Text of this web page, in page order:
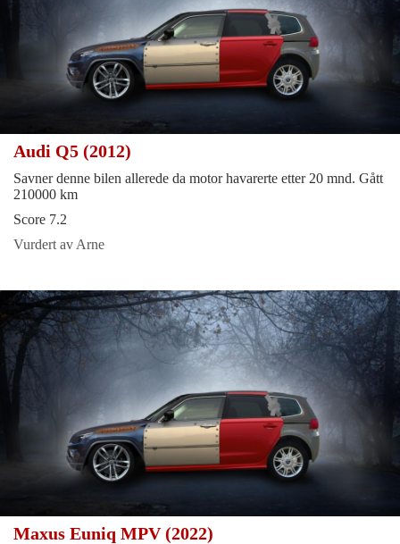
Audi Q5 (2012)
Savner denne bilen allerede da motor havarerte etter 20 mnd. Gått
210000 km
Score 7.2
Vurdert av Arne
Maxus Euniq MPV (2022)